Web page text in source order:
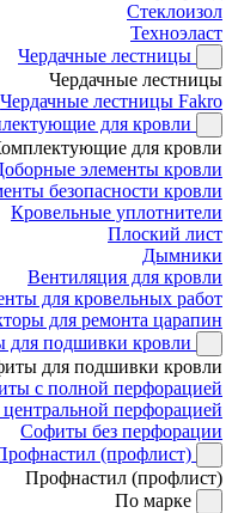
Стеклоизол
Техноэласт
Чердачные лестницы
Чердачные лестницы
Чердачные лестницы Fakro
для кровли
для кровли
элементы кровли
безопасности кровли
Кровельные уплотнители
Плоский лист
Дымники
Вентиляция для кровли
для кровельных работ
для ремонта царапин
для подшивки кровли
для подшивки кровли
с полной перфорацией
перфорацией
Софиты без перфорации
(профлист)
Профнастил (профлист)
По марке